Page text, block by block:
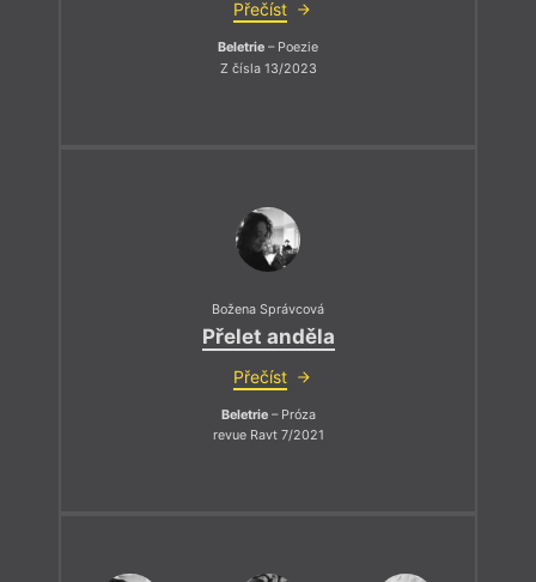
Přečíst
Beletrie – Poezie
Z čísla 13/2023
Božena Správcová
Přelet anděla
Přečíst
Beletrie– Próza
revue Ravt 7/2021